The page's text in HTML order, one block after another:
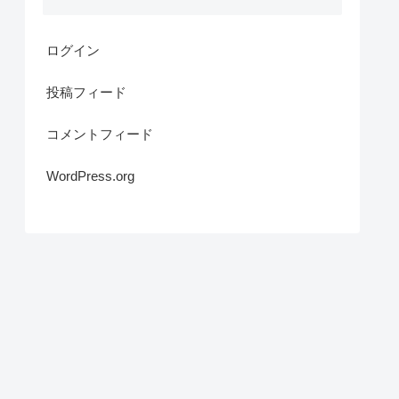
ログイン
投稿フィード
コメントフィード
WordPress.org